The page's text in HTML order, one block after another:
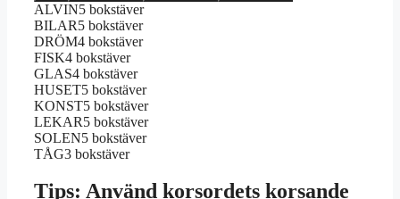
ALVIN5 bokstäver
BILAR5 bokstäver
DRÖM4 bokstäver
FISK4 bokstäver
GLAS4 bokstäver
HUSET5 bokstäver
KONST5 bokstäver
LEKAR5 bokstäver
SOLEN5 bokstäver
TÅG3 bokstäver
Tips: Använd korsordets korsande